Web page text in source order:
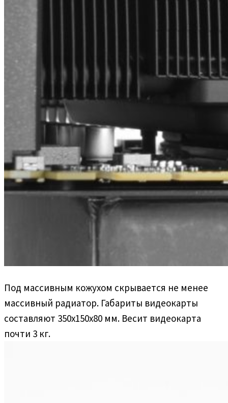
Под массивным кожухом скрывается не менее
массивный радиатор. Габариты видеокарты
составляют 350x150x80 мм. Весит видеокарта
почти 3 кг.